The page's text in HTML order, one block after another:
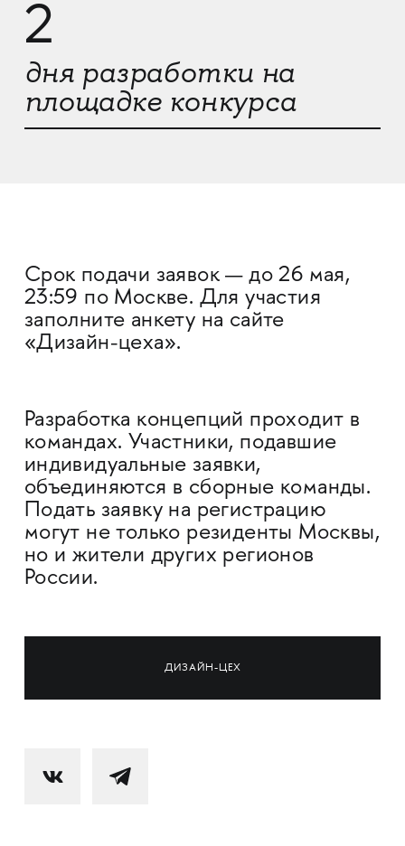
2
дня разработки на
площадке конкурса
Срок подачи заявок — до 26 мая,
23:59 по Москве. Для участия
заполните анкету на сайте
«Дизайн-цеха».
Разработка концепций проходит в
командах. Участники, подавшие
индивидуальные заявки,
объединяются в сборные команды.
Подать заявку на регистрацию
могут не только резиденты Москвы,
но и жители других регионов
России.
ДИЗАЙН-ЦЕХ